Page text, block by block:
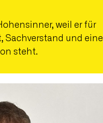
weil er für
Sachverstand und eine
steht.